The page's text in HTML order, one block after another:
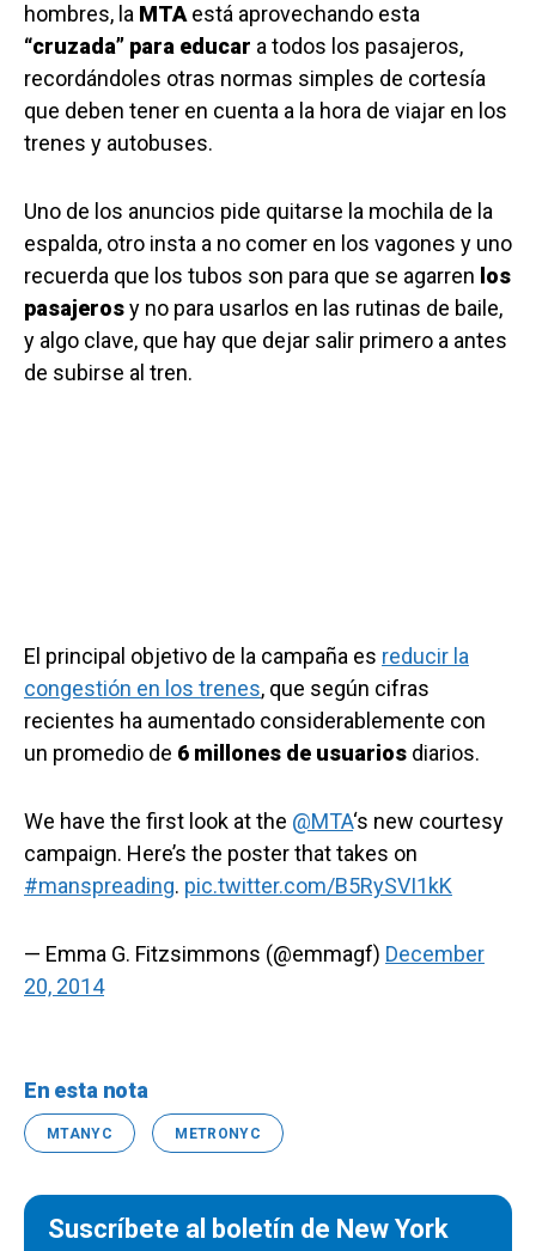
hombres, la MTA está aprovechando esta
“cruzada” para educar a todos los pasajeros,
recordándoles otras normas simples de cortesía
que deben tener en cuenta a la hora de viajar en los
trenes y autobuses.
Uno de los anuncios pide quitarse la mochila de la
espalda, otro insta a no comer en los vagones y uno
recuerda que los tubos son para que se agarren los
pasajerosy no para usarlos en las rutinas de baile,
y algo clave, que hay que dejar salir primero a antes
de subirse al tren.
El principal objetivo de la campaña es reducir la
congestión en los trenes, que según cifras
recientes ha aumentado considerablemente con
un promedio de 6 millones de usuarios diarios.
We have the first look at the @MTA‘s new courtesy
campaign. Here’s the poster that takes on
#manspreading. pic.twitter.com/B5RySVI1kK
— Emma G. Fitzsimmons (@emmagf) December
20, 2014
En esta nota
MTANYC METRONYC
Suscríbete al boletín de New York